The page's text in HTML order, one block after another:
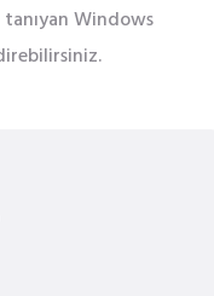
tanıyan Windows